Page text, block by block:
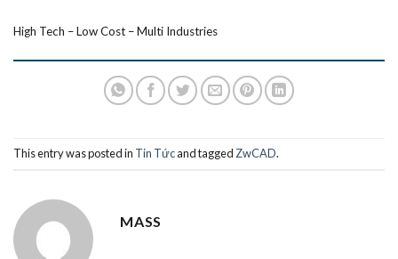
High Tech – Low Cost – Multi Industries
This entry was posted in Tin Tứcand taggedZwCAD.
MASS